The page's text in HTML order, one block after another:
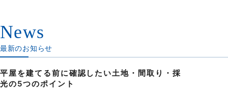
News
最新のお知らせ
平屋を建てる前に確認したい土地・間取り・採
光の5つのポイント